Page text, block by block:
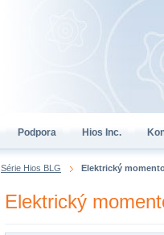
Série Hios BLG Elektrický
Elektrický
Podpora Hios Inc.